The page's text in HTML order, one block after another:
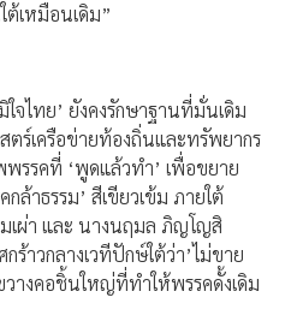
ต้เหมือนเดิม”
จไทย’ ยังคงรักษาฐานที่มั่นเดิม
ร์เครือข่ายท้องถิ่นและทรัพยากร
รรคที่ ‘พูดแล้วทำ’ เพื่อขยาย
าธรรม’ สีเขียวเข้ม ภายใต้
เผ่า และ นางนฤมล ภิญโญสิ
าวกลางเวทีปักษ์ใต้ว่า’ไม่ขาย
างคอชิ้นใหญ่ที่ทำให้พรรคดั้งเดิม